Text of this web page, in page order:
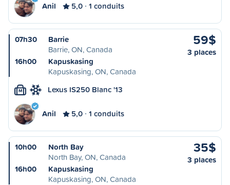
Anil 5,0 1 conduits
07h30
Barrie
Barrie, ON, Canada
16h00
Kapuskasing
Kapuskasing, ON, Canada
59$
3 places
M Lexus IS250 Blanc '13
Anil 5,0 1 conduits
10h00
North Bay
North Bay, ON, Canada
16h00
Kapuskasing
Kapuskasing, ON, Canada
35$
3 places